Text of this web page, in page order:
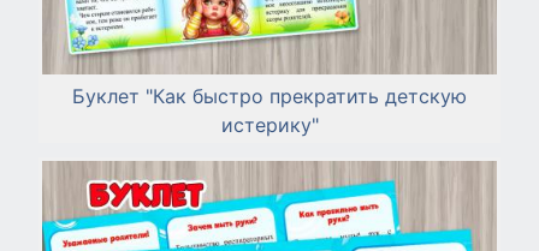
Буклет "Как быстро прекратить детскую
истерику"